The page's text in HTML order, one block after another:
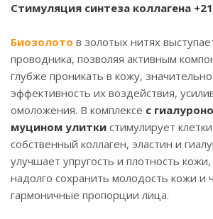
Стимуляция синтеза коллагена
Биозолото в золотых нитях
проводника, позволяя активным
глубже проникать в кожу,
эффективность их воздействия,
омоложения. В комплексе с
муцином улитки стимулирует
собственный коллаген, эластин и
улучшает упругость и плотность
надолго сохранить молодость кожи и
гармоничные пропорции лица.